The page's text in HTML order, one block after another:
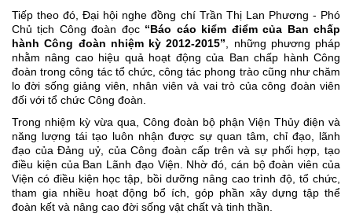
Tiếp theo đó, Đại hội nghe đồng chí Trần Thị Lan Phương - Phó
Chủ tịch Công đoàn đọc “Báo cáo kiểm điểm của Ban chấp
hành Công đoàn nhiệm kỳ 2012-2015” , những phương pháp
nhằm nâng cao hiệu quả hoạt động của Ban chấp hành Công
đoàn trong công tác tổ chức, công tác phong trào cũng như chăm
lo đời sống giảng viên, nhân viên và vai trò của công đoàn viên
đối với tổ chức Công đoàn.
Trong nhiệm kỳ vừa qua, Công đoàn bộ phận Viện Thủy điện và
năng lượng tái tạo luôn nhận được sự quan tâm, chỉ đạo, lãnh
đạo của Đảng uỷ, của Công đoàn cấp trên và sự phối hợp, tạo
điều kiện của Ban Lãnh đạo Viện. Nhờ đó, cán bộ đoàn viên của
Viện có điều kiện học tập, bồi dưỡng nâng cao trình độ, tổ chức,
tham gia nhiều hoạt động bổ ích, góp phần xây dựng tập thể
đoàn kết và nâng cao đời sống vật chất và tinh thần.